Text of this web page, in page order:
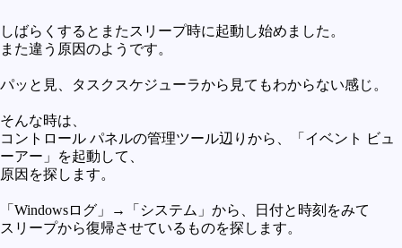
しばらくするとまたスリープ時に起動し始めました。
また違う原因のようです。
パッと見、タスクスケジューラから見てもわからない感じ。
そんな時は、
コントロール パネルの管理ツール辺りから、「イベント ビュ
ーアー」を起動して、
原因を探します。
「Windowsログ」→「システム」から、日付と時刻をみて
スリープから復帰させているものを探します。